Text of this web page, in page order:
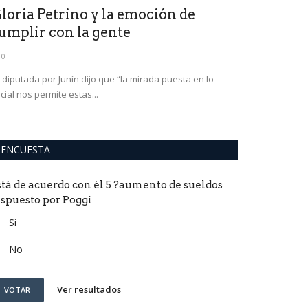
Petrino y la emoción de
con la gente
0
diputada por Junín dijo que “la mirada puesta en lo
nos permite estas...
ENCUESTA
de acuerdo con él 5 ?aumento de sueldos
por Poggi
Si
No
VOTAR Ver resultados